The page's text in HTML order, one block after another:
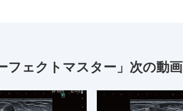
フェクトマスター」次の動画